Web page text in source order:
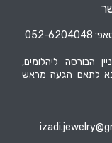
הבורסה ליהלומים,
לתאם הגעה מראש